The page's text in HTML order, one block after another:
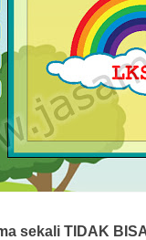
sekali TIDAK